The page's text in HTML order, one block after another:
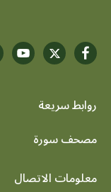
روابط سريعة
menu
مصحف سورة
معلومات الاتصال